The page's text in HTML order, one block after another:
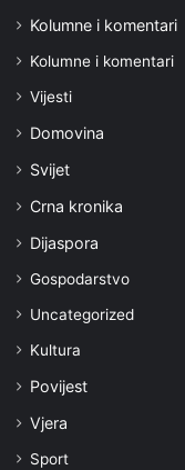
Kolumne i komentari
Kolumne i komentari
Vijesti
Domovina
Svijet
Crna kronika
Dijaspora
Gospodarstvo
Uncategorized
Kultura
Povijest
Vjera
Sport